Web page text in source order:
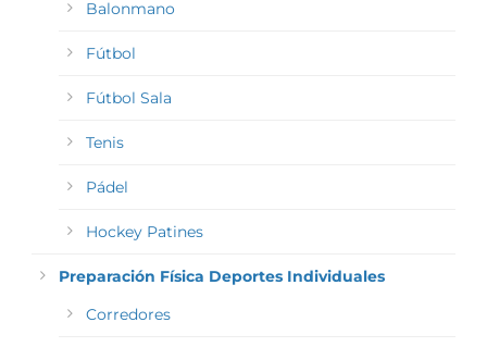
Balonmano
Fútbol
Fútbol Sala
Tenis
Pádel
Hockey Patines
Preparación Física Deportes Individuales
Corredores